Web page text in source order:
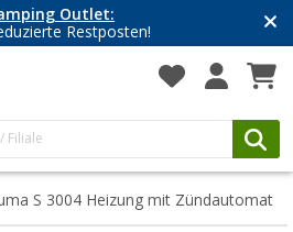
Outlet:
Restposten!
S 3004 Heizung mit Zündautomat